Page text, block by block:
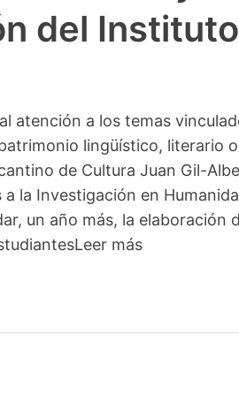
del
atención a los temas
lingüístico, literario
de Cultura Juan Gil-
la Investigación en
un año más, la elaboración
Leer más